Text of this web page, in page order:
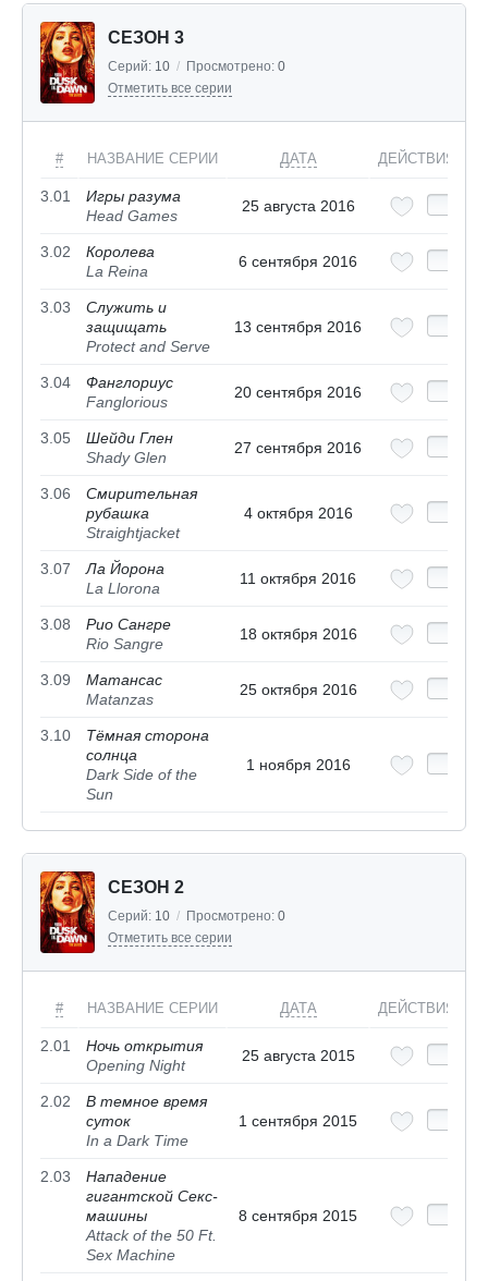
СЕЗОН 3
Серий: 10 / Просмотрено: 0
Отметить все серии
# НАЗВАНИЕ СЕРИИ ДАТА ДЕЙСТВИЯ
3.01
Игры разума
Head Games
25 августа 2016
3.02
Королева
La Reina
6 сентября 2016
3.03
Служить и
защищать
Protect and Serve
13 сентября 2016
3.04
Фанглориус
Fanglorious
20 сентября 2016
3.05
Шейди Глен
Shady Glen
27 сентября 2016
3.06
Смирительная
рубашка
Straightjacket
4 октября 2016
3.07
Ла Йорона
La Llorona
11 октября 2016
3.08
Рио Сангре
Rio Sangre
18 октября 2016
3.09
Матансас
Matanzas
25 октября 2016
3.10
Тёмная сторона
солнца
Dark Side of the
Sun
1 ноября 2016
СЕЗОН 2
Серий: 10 / Просмотрено: 0
Отметить все серии
# НАЗВАНИЕ СЕРИИ ДАТА ДЕЙСТВИЯ
2.01
Ночь открытия
Opening Night
25 августа 2015
2.02
В темное время
суток
In a Dark Time
1 сентября 2015
2.03
Нападение
гигантской Секс-
машины
Attack of the 50 Ft.
Sex Machine
8 сентября 2015